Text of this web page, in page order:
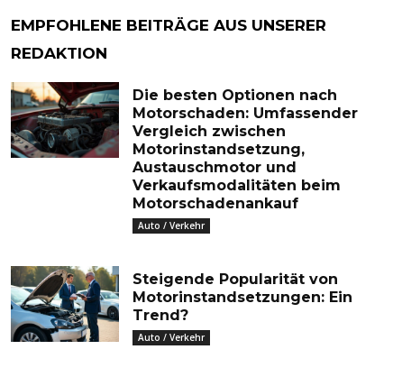
EMPFOHLENE BEITRÄGE AUS UNSERER
REDAKTION
Die besten Optionen nach
Motorschaden: Umfassender
Vergleich zwischen
Motorinstandsetzung,
Austauschmotor und
Verkaufsmodalitäten beim
Motorschadenankauf
Auto / Verkehr
Steigende Popularität von
Motorinstandsetzungen: Ein
Trend?
Auto / Verkehr